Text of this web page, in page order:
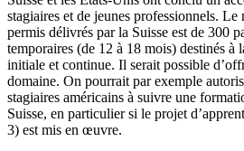
stagiaires et de jeunes professionnels.
permis délivrés par la Suisse est de 300
temporaires (de 12 à 18 mois) destinés
initiale et continue. Il serait possible
domaine. On pourrait par exemple
stagiaires américains à suivre une
Suisse, en particulier si le projet
3) est mis en œuvre.